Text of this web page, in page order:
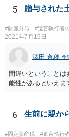
いう法律関係にあ
で、対応しましょう
対応となるでしょう。
5 贈与された
#財産分与 #遺言執行者
2021年7月19日
澤田 奈穗 弁
間違いということは
能性があるといえま
6 生前に親か
#固定資産税 #遺言執行